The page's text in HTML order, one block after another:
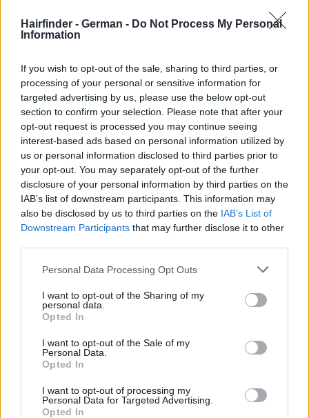
Hairfinder - German - Do Not Process My Personal
Information
If you wish to opt-out of the sale, sharing to third parties, or
processing of your personal or sensitive information for
targeted advertising by us, please use the below opt-out
section to confirm your selection. Please note that after your
opt-out request is processed you may continue seeing
interest-based ads based on personal information utilized by
us or personal information disclosed to third parties prior to
your opt-out. You may separately opt-out of the further
disclosure of your personal information by third parties on the
IAB’s list of downstream participants. This information may
also be disclosed by us to third parties on the IAB’s List of
Downstream Participants that may further disclose it to other
Personal Data Processing Opt Outs
I want to opt-out of the Sharing of my
personal data.
Opted In
I want to opt-out of the Sale of my
Personal Data.
Opted In
I want to opt-out of processing my
Personal Data for Targeted Advertising.
Opted In